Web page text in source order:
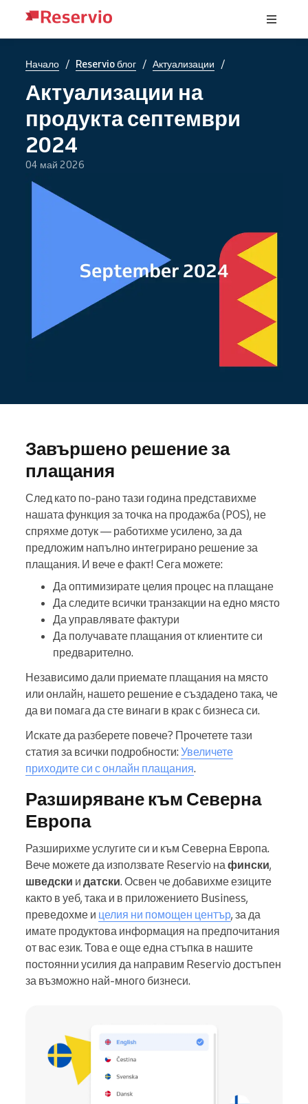
Начало / Reservio блог / Актуализации /
Актуализации на
продукта септември
2024
04 май 2026
Завършено решение за
плащания
След като по-рано тази година представихме
нашата функция за точка на продажба (POS), не
спряхме дотук — работихме усилено, за да
предложим напълно интегрирано решение за
плащания. И вече е факт! Сега можете:
Да оптимизирате целия процес на плащане
Да следите всички транзакции на едно място
Да управлявате фактури
Да получавате плащания от клиентите си
предварително.
Независимо дали приемате плащания на място
или онлайн, нашето решение е създадено така, че
да ви помага да сте винаги в крак с бизнеса си.
Искате да разберете повече? Прочетете тази
статия за всички подробности: Увеличете
приходите си с онлайн плащания.
Разширяване към Северна
Европа
Разширихме услугите си и към Северна Европа.
Вече можете да използвате Reservio нафински,
шведски и датски. Освен че добавихме езиците
както в уеб, така и в приложението Business,
преведохме и целия ни помощен център, за да
имате продуктова информация на предпочитания
от вас език. Това е още една стъпка в нашите
постоянни усилия да направим Reservio достъпен
за възможно най-много бизнеси.